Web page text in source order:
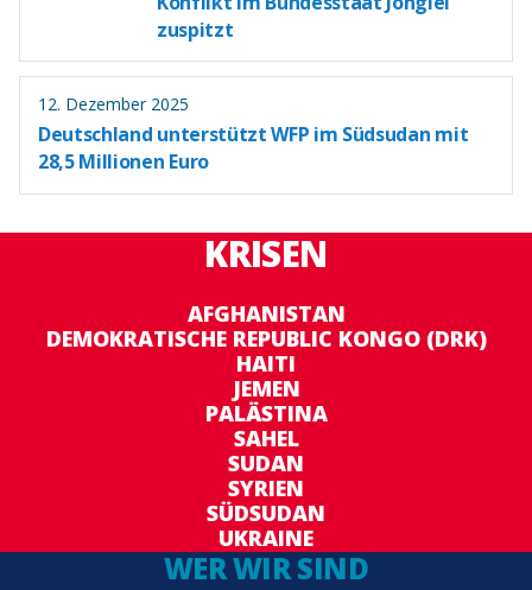
zuspitzt
12. Dezember 2025
Deutschland unterstützt WFP im Südsudan mit
28,5 Millionen Euro
KRISEN
AFGHANISTAN
DEMOKRATISCHE REPUBLIC KONGO (DRK)
HAITI
JEMEN
PALÄSTINA
SAHEL
SUDAN
SYRIEN
SÜDSUDAN
UKRAINE
WER WIR SIND